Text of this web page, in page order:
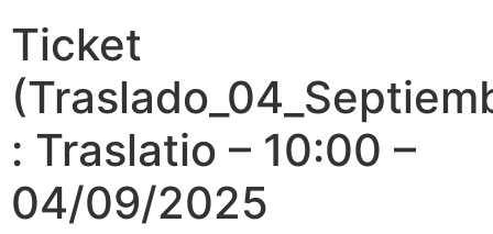
Ticket
: Traslatio – 10:00 –
04/09/2025